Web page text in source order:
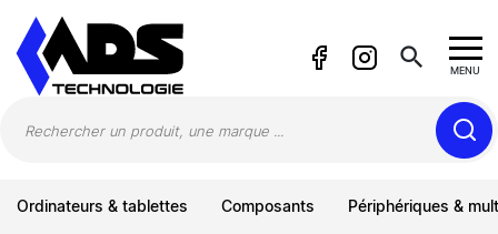
search MENU
Ordinateurs & tablettes Composants Périphériques &